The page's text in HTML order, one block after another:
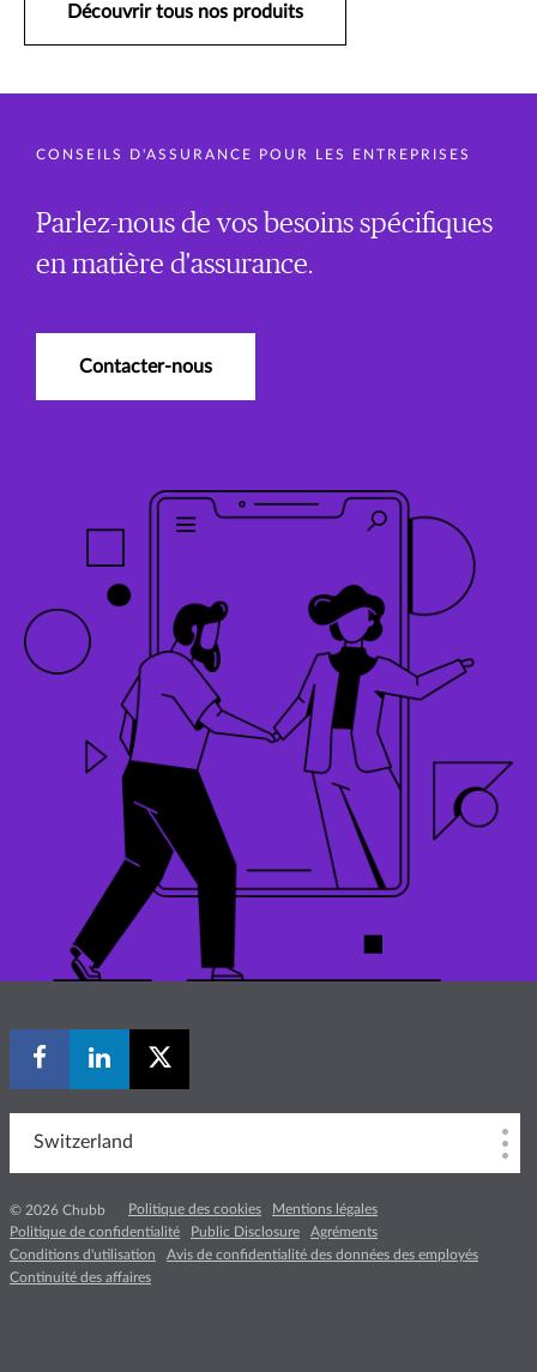
Découvrir tous nos produits
CONSEILS D'ASSURANCE POUR LES ENTREPRISES
Parlez-nous de vos besoins spécifiques
en matière d'assurance.
Contacter-nous
Switzerland
© 2026 Chubb Politique des cookies
Mentions légales
Politique de confidentialité
Public Disclosure
Agréments
Conditions d'utilisation
Avis de confidentialité des données des employés
Continuité des affaires